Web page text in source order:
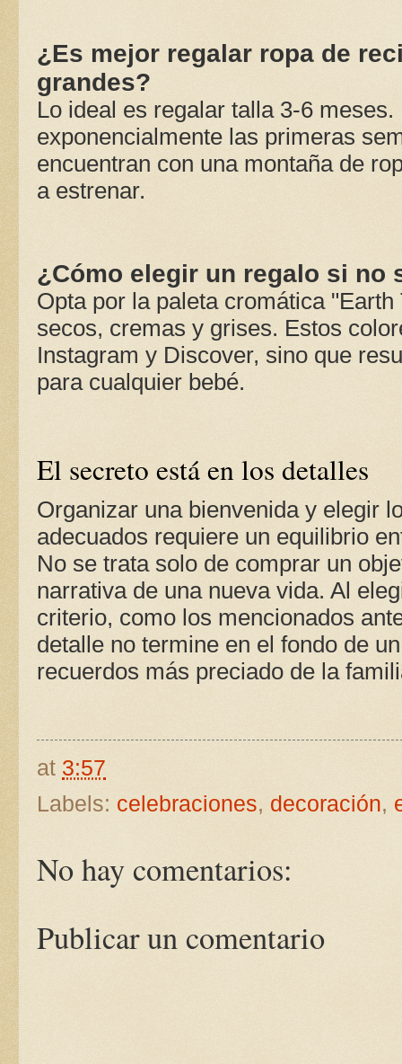
¿Es mejor regalar ropa de
grandes?
Lo ideal es regalar talla 3-6
exponencialmente las primeras
encuentran con una montaña de
a estrenar.
¿Cómo elegir un regalo si no
Opta por la paleta cromática
secos, cremas y grises. Estos
Instagram y Discover, sino que
para cualquier bebé.
El secreto está en los detalles
Organizar una bienvenida y elegir
adecuados requiere un equilibrio
No se trata solo de comprar un
narrativa de una nueva vida. Al
criterio, como los mencionados
detalle no termine en el fondo de
recuerdos más preciado de la
at 3:57
Labels: celebraciones, decoración,
No hay comentarios:
Publicar un comentario